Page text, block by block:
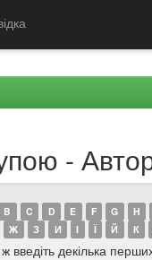
-
B C D E F G H
Ж З И І Ї Й К
введіть декілька